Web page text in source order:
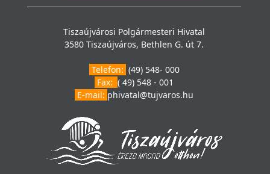
Tiszaújvárosi Polgármesteri Hivatal
3580 Tiszaújváros, Bethlen G. út 7.
Telefon: (49) 548- 000
Fax: ( 49) 548 - 001
E-mail: phivatal@tujvaros.hu